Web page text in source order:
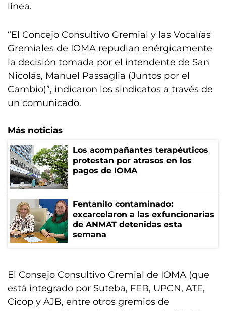
línea.
“El Concejo Consultivo Gremial y las Vocalías
Gremiales de IOMA repudian enérgicamente
la decisión tomada por el intendente de San
Nicolás, Manuel Passaglia (Juntos por el
Cambio)”, indicaron los sindicatos a través de
un comunicado.
Más noticias
Los acompañantes terapéuticos
protestan por atrasos en los
pagos de IOMA
Fentanilo contaminado:
excarcelaron a las exfuncionarias
de ANMAT detenidas esta
semana
El Consejo Consultivo Gremial de IOMA (que
está integrado por Suteba, FEB, UPCN, ATE,
Cicop y AJB, entre otros gremios de